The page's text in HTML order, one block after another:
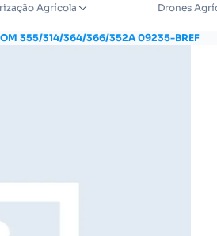
Agrícola Drones
OM 355/314/364/366/352A 09235-BREF